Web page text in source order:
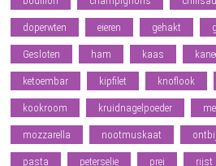
doperwten eieren gehakt
Gesloten ham kaas
ketoembar kipfilet knoflook
kookroom kruidnagelpoeder
mozzarella nootmuskaat
pasta peterselie prei rijst